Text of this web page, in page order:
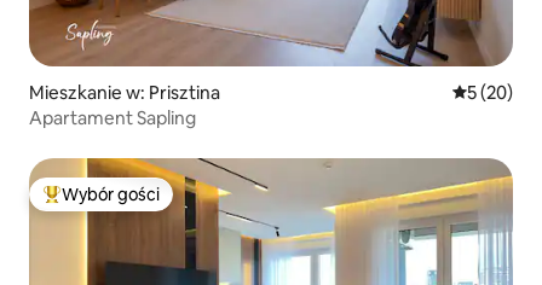
Mieszkanie w: Prisztina Średnia
5 (20)
Apartament Sapling
Najpopularniejsze z kategorii Wybór gości
Wybór gości